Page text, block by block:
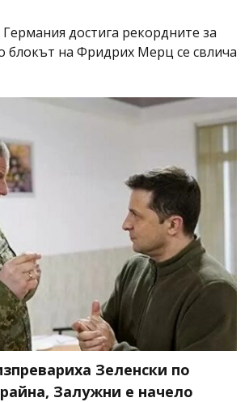
достига рекордните за
блокът на Фридрих Мерц се свлича
Зеленски по
Залужни е начело